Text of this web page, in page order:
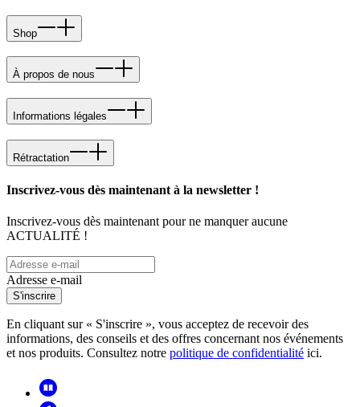
Shop
À propos de nous
Informations légales
Rétractation
Inscrivez-vous dès maintenant à la newsletter !
Inscrivez-vous dès maintenant pour ne manquer aucune
ACTUALITÉ !
Adresse e-mail
S'inscrire
En cliquant sur « S'inscrire », vous acceptez de recevoir des
informations, des conseils et des offres concernant nos événements
et nos produits. Consultez notre politique de confidentialité ici.